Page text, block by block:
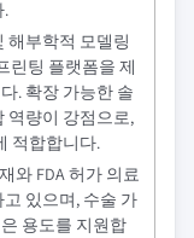
.
해부학적 모델링
린팅 플랫폼을 제
. 확장 가능한 솔
역량이 강점으로,
적합합니다.
와 FDA 허가 의료
있으며, 수술 가
용도를 지원합